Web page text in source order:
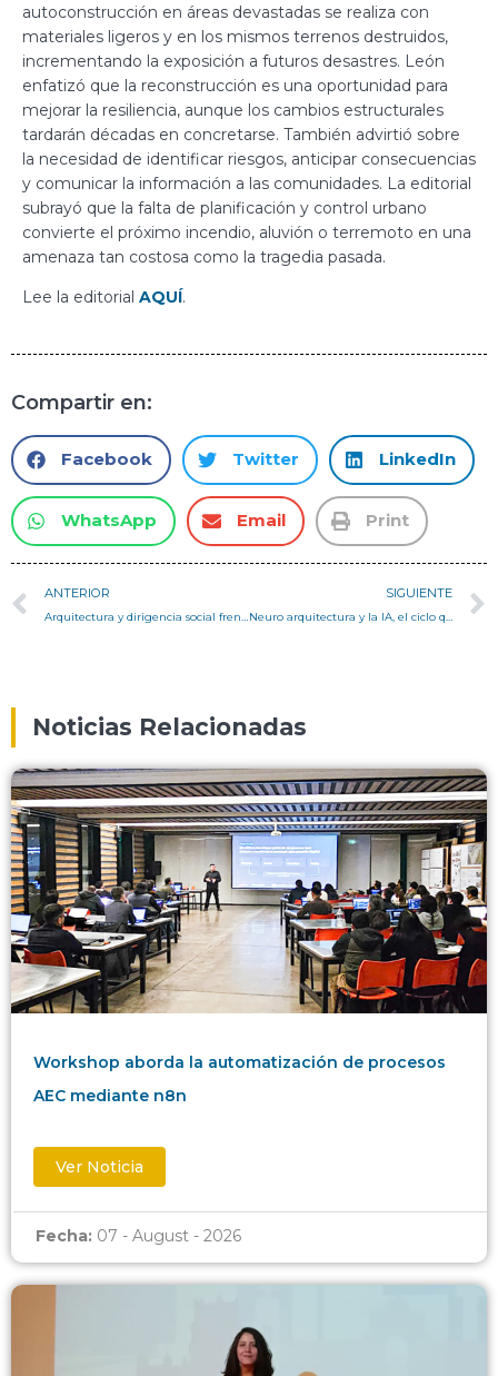
autoconstrucción en áreas devastadas se realiza con
materiales ligeros y en los mismos terrenos destruidos,
incrementando la exposición a futuros desastres. León
enfatizó que la reconstrucción es una oportunidad para
mejorar la resiliencia, aunque los cambios estructurales
tardarán décadas en concretarse. También advirtió sobre
la necesidad de identificar riesgos, anticipar consecuencias
y comunicar la información a las comunidades. La editorial
subrayó que la falta de planificación y control urbano
convierte el próximo incendio, aluvión o terremoto en una
amenaza tan costosa como la tragedia pasada.
Lee la editorial AQUÍ.
Compartir en:
Facebook Twitter LinkedIn
WhatsApp Email Print
ANTERIOR SIGUIENTE
Noticias Relacionadas
Workshop aborda la automatización de procesos
AEC mediante n8n
Ver Noticia
Fecha: 07 - August - 2026